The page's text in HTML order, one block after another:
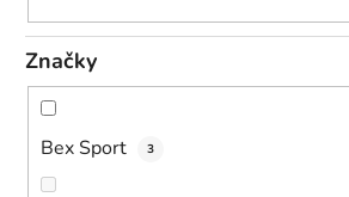
Značky
Bex Sport 3